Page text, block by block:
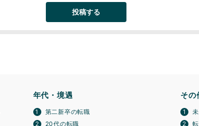
年代・境遇
第二新卒の転職
20代の転職
その